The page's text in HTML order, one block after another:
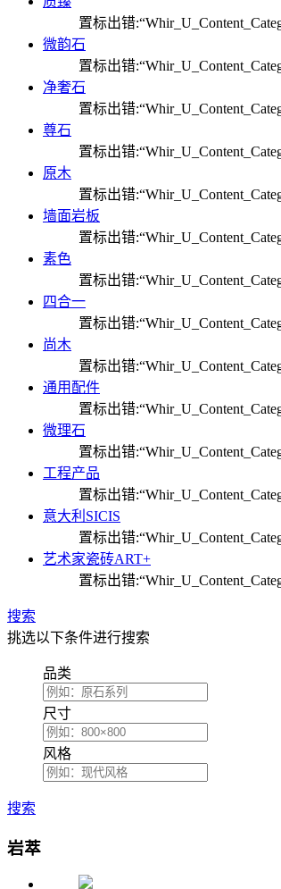
置标出错
微韵石
置标出错
净奢石
置标出错
尊石
置标出错
原木
置标出错
墙面岩板
置标出错
素色
置标出错
四合一
置标出错
尚木
置标出错
通用配件
置标出错
微理石
置标出错
工程产品
置标出错
意大利SICIS
置标出错
艺术家瓷砖ART+
置标出错
搜索
挑选以下条件进行搜索
品类
尺寸
风格
搜索
岩萃